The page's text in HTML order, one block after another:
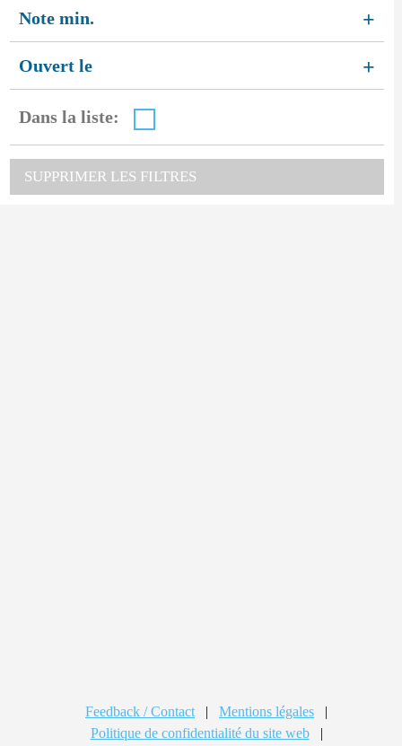
Note min. +
Ouvert le +
Dans la liste:
SUPPRIMER LES FILTRES
Feedback / Contact | Mentions légales
|
Politique de confidentialité du site web
|